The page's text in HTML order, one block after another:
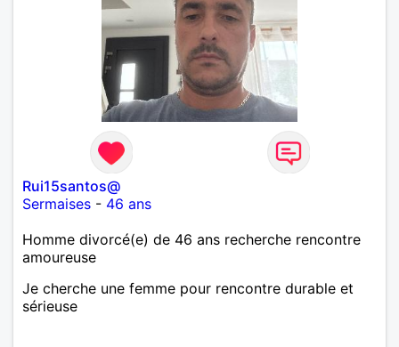
Rui15santos@
Sermaises - 46 ans
Homme divorcé(e) de 46 ans recherche rencontre
amoureuse
Je cherche une femme pour rencontre durable et
sérieuse